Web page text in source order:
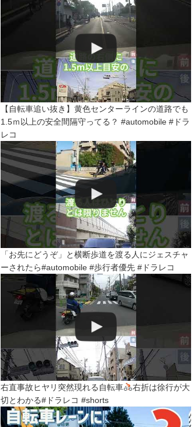
【自転車追い抜き】黄色センターラインの道路でも
1.5ｍ以上の安全間隔守ってる？ #automobile #ドラ
レコ
「お先にどうぞ」と横断歩道を渡る人にジェスチャ
ーされたら#automobile #歩行者優先 #ドラレコ
右直事故ヒヤリ突然現れる自転車
右折は徐行が大
切とわかる#ドラレコ #shorts